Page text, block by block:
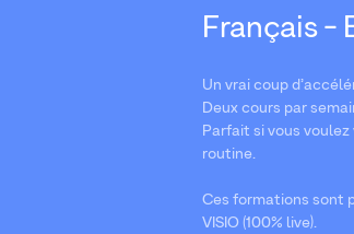
Français -
Un vrai coup
Deux cours par
Parfait si vous
routine.
Ces formations sont
VISIO (100% live).